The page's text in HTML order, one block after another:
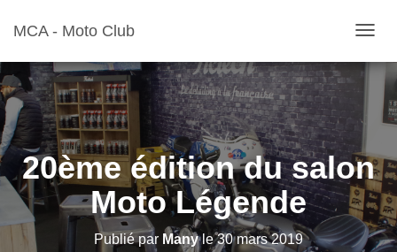
MCA - Moto Club
É
L
A
N
A
V
I
20ème édition du salon
Moto Légende
Publié par Manyle30 mars 2019